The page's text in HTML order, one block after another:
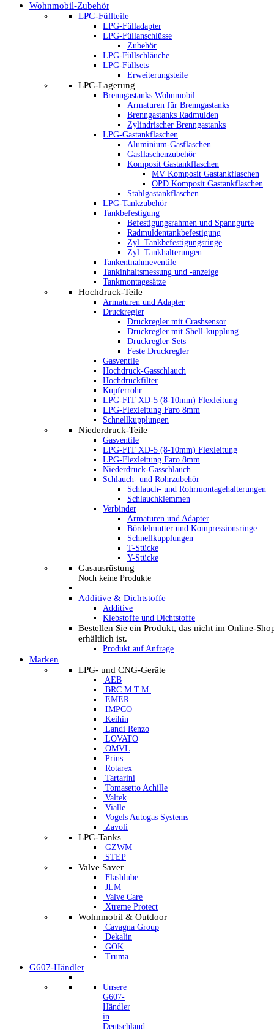
Wohnmobil-Zubehör
LPG-Füllteile
LPG-Fülladapter
LPG-Füllanschlüsse
Zubehör
LPG-Füllschläuche
LPG-Füllsets
Erweiterungsteile
LPG-Lagerung
Brenngastanks Wohnmobil
Armaturen für Brenngastanks
Brenngastanks Radmulden
Zylindrischer Brenngastanks
LPG-Gastankflaschen
Aluminium-Gasflaschen
Gasflaschenzubehör
Komposit Gastankflaschen
MV Komposit Gastankflaschen
OPD Komposit Gastankflaschen
Stahlgastankflaschen
LPG-Tankzubehör
Tankbefestigung
Befestigungsrahmen und Spanngurte
Radmuldentankbefestigung
Zyl. Tankbefestigungsringe
Zyl. Tankhalterungen
Tankentnahmeventile
Tankinhaltsmessung und -anzeige
Tankmontagesätze
Hochdruck-Teile
Armaturen und Adapter
Druckregler
Druckregler mit Crashsensor
Druckregler mit Shell-kupplung
Druckregler-Sets
Feste Druckregler
Gasventile
Hochdruck-Gasschlauch
Hochdruckfilter
Kupferrohr
LPG-FIT XD-5 (8-10mm) Flexleitung
LPG-Flexleitung Faro 8mm
Schnellkupplungen
Niederdruck-Teile
Gasventile
LPG-FIT XD-5 (8-10mm) Flexleitung
LPG-Flexleitung Faro 8mm
Niederdruck-Gasschlauch
Schlauch- und Rohrzubehör
Schlauch- und Rohrmontagehalterungen
Schlauchklemmen
Verbinder
Armaturen und Adapter
Bördelmutter und Kompressionsringe
Schnellkupplungen
T-Stücke
Y-Stücke
Gasausrüstung
Noch keine Produkte
Additive & Dichtstoffe
Additive
Klebstoffe und Dichtstoffe
Bestellen Sie ein Produkt, das nicht im Online-
erhältlich ist.
Produkt auf Anfrage
Marken
LPG- und CNG-Geräte
AEB
BRC M.T.M.
EMER
IMPCO
Keihin
Landi Renzo
LOVATO
OMVL
Prins
Rotarex
Tartarini
Tomasetto Achille
Valtek
Vialle
Vogels Autogas Systems
Zavoli
LPG-Tanks
GZWM
STEP
Valve Saver
Flashlube
JLM
Valve Care
Xtreme Protect
Wohnmobil & Outdoor
Cavagna Group
Dekalin
GOK
Truma
G607-Händler
Unsere
G607-
Händler
in
Deutschland